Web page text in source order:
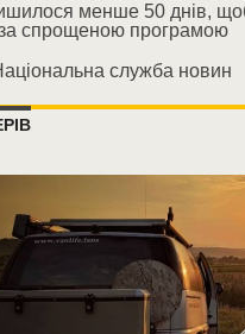
менше 50 днів,
спрощеною програмою
служба новин